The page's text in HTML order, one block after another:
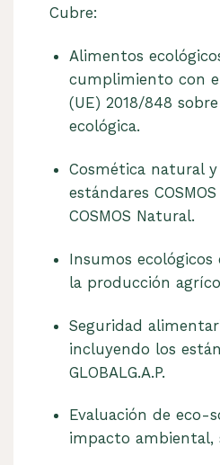
Cubre:
Alimentos
cumplimiento con
(UE) 2018/848
ecológica.
Cosmética natural
estándares
COSMOS Natural.
Insumos
la producción
Seguridad
incluyendo los
GLOBALG.A.P.
Evaluación de eco-
impacto ambiental,